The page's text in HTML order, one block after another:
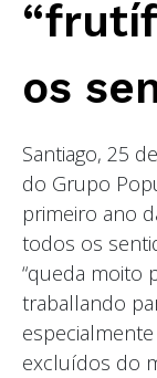
os
Santiago, 25
do Grupo
primeiro ano
todos os
“queda moito
traballando
excluídos do